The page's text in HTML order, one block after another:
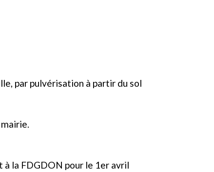
par pulvérisation à partir du sol
la FDGDON pour le 1er avril